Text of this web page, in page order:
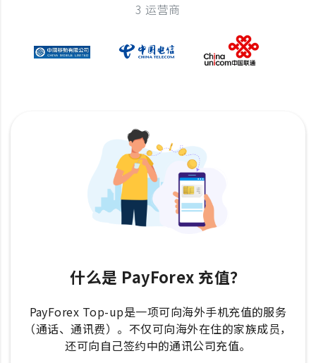
3 运营商
什么是 PayForex 充值？
PayForex Top-up是一项可向海外手机充值的服务
（通话、通讯费）。不仅可向海外在住的家族成员，
还可向自己签约中的通讯公司充值。